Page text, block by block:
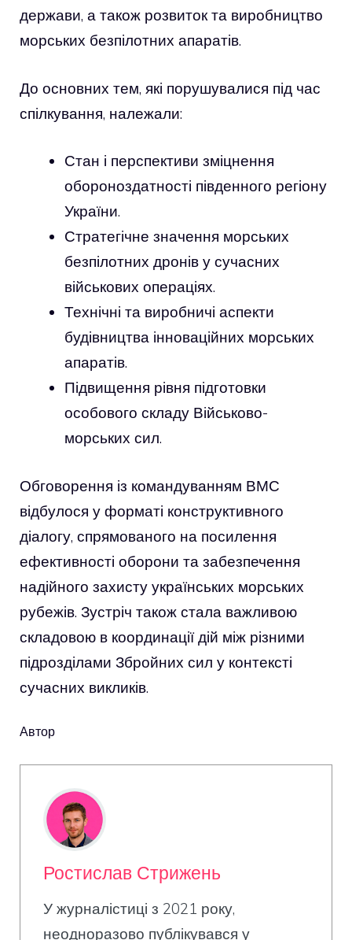
держави, а також розвиток та виробництво
морських безпілотних апаратів.
До основних тем, які порушувалися під час
спілкування, належали:
Стан і перспективи зміцнення
обороноздатності південного регіону
України.
Стратегічне значення морських
безпілотних дронів у сучасних
військових операціях.
Технічні та виробничі аспекти
будівництва інноваційних морських
апаратів.
Підвищення рівня підготовки
особового складу Військово-
морських сил.
Обговорення із командуванням ВМС
відбулося у форматі конструктивного
діалогу, спрямованого на посилення
ефективності оборони та забезпечення
надійного захисту українських морських
рубежів. Зустріч також стала важливою
складовою в координації дій між різними
підрозділами Збройних сил у контексті
сучасних викликів.
Автор
Ростислав Стрижень
У журналістиці з 2021 року,
неодноразово публікувався у